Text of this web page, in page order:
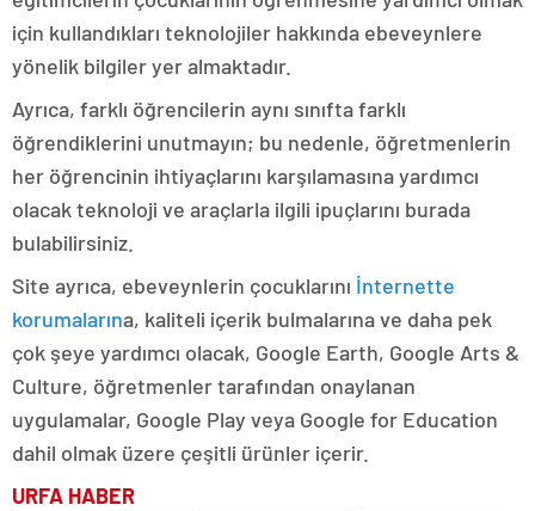
için kullandıkları teknolojiler hakkında ebeveynlere
yönelik bilgiler yer almaktadır.
Ayrıca, farklı öğrencilerin aynı sınıfta farklı
öğrendiklerini unutmayın; bu nedenle, öğretmenlerin
her öğrencinin ihtiyaçlarını karşılamasına yardımcı
olacak teknoloji ve araçlarla ilgili ipuçlarını burada
bulabilirsiniz.
Site ayrıca, ebeveynlerin çocuklarını İnternette
korumalarına, kaliteli içerik bulmalarına ve daha pek
çok şeye yardımcı olacak, Google Earth, Google Arts &
Culture, öğretmenler tarafından onaylanan
uygulamalar, Google Play veya Google for Education
dahil olmak üzere çeşitli ürünler içerir.
URFA HABER